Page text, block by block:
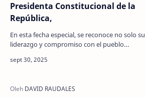
Presidenta Constitucional de la
República,
En esta fecha especial, se reconoce no solo su
liderazgo y compromiso con el pueblo
este último año …